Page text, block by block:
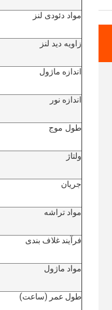
مواد دئودی لنز
زاویه دید لنز
اندازه ماژول
اندازه نور
طول موج
ولتاژ
جریان
مواد تراشه
فرآیند غلاف بندی
مواد ماژول
طول عمر (ساعت)